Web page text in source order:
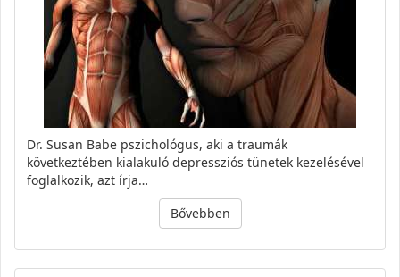
Dr. Susan Babe pszichológus, aki a traumák
következtében kialakuló depressziós tünetek kezelésével
foglalkozik, azt írja…
Bővebben